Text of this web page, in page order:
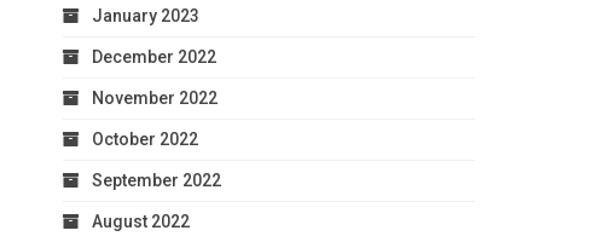
January 2023
December 2022
November 2022
October 2022
September 2022
August 2022